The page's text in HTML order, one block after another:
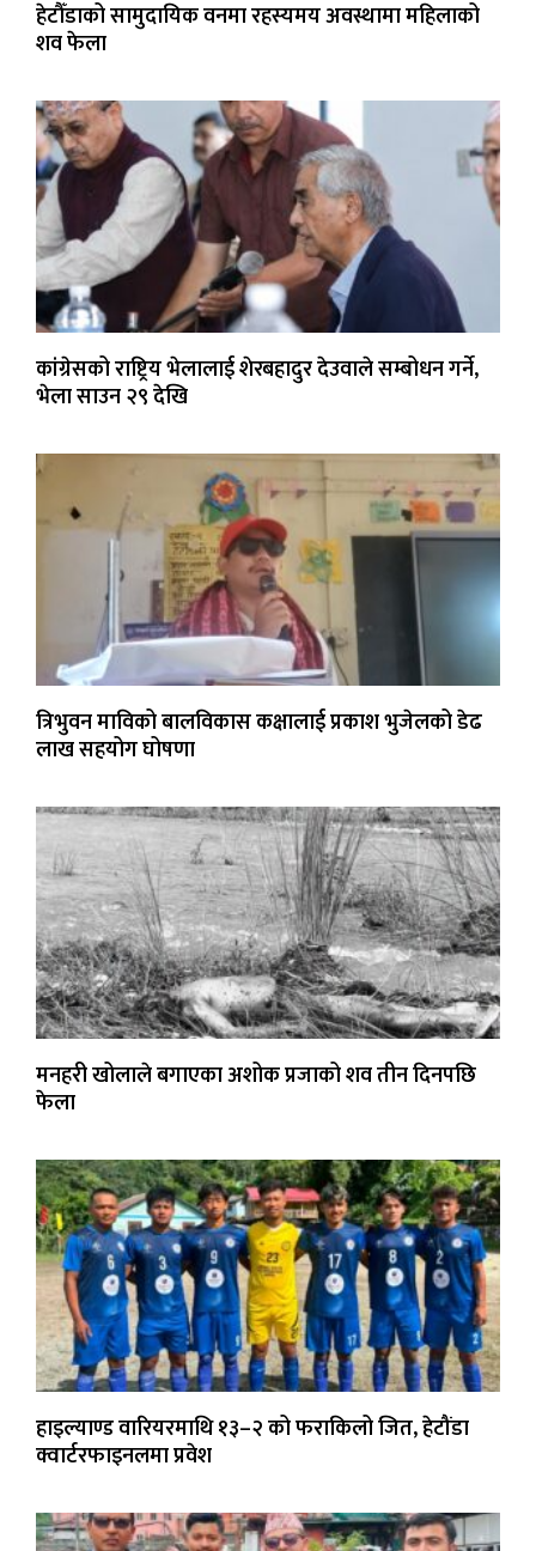
हेटौँडाको सामुदायिक वनमा रहस्यमय अवस्थामा महिलाको
शव फेला
कांग्रेसको राष्ट्रिय भेलालाई शेरबहादुर देउवाले सम्बोधन गर्ने,
भेला साउन २९ देखि
त्रिभुवन माविको बालविकास कक्षालाई प्रकाश भुजेलको डेढ
लाख सहयोग घोषणा
मनहरी खोलाले बगाएका अशोक प्रजाको शव तीन दिनपछि
फेला
हाइल्याण्ड वारियरमाथि १३–२ को फराकिलो जित, हेटौंडा
क्वार्टरफाइनलमा प्रवेश